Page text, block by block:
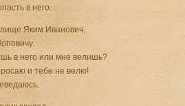
в него.
Яким Иванович,
в него или мне велишь?
и тебе не велю!